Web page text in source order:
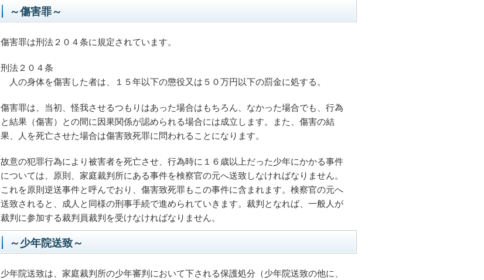
～傷害罪～
傷害罪は刑法２０４条に規定されています。
刑法２０４条
人の身体を傷害した者は、１５年以下の懲役又は５０万円以下の罰金に処する。
傷害罪は、当初、怪我させるつもりはあった場合はもちろん、なかった場合でも、行為
と結果（傷害）との間に因果関係が認められる場合には成立します。また、傷害の結
果、人を死亡させた場合は傷害致死罪に問われることになります。
故意の犯罪行為により被害者を死亡させ、行為時に１６歳以上だった少年にかかる事件
については、原則、家庭裁判所にある事件を検察官の元へ送致しなければなりません。
これを原則逆送事件と呼んでおり、傷害致死罪もこの事件に含まれます。検察官の元へ
送致されると、成人と同様の刑事手続で進められていきます。裁判となれば、一般人が
裁判に参加する裁判員裁判を受けなければなりません。
～少年院送致～
少年院送致は、家庭裁判所の少年審判において下される保護処分（少年院送致の他に、